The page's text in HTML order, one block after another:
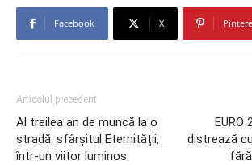
Facebook X
Articolul precedent
Al treilea an de muncă la o
stradă: sfârșitul Eternității,
într-un viitor luminos
EURO
distrează